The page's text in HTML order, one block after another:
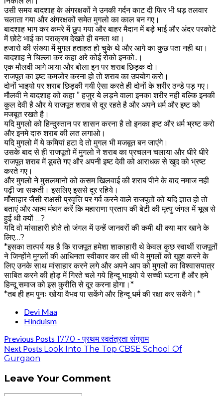
उसी समय बादशाह के अंगरक्षकों ने उनकी गर्दन काट दी फिर भी धड़ तलवार
चलाता गया और अंगरक्षकों समेत मुगलो का काल बन गए।
बादशाह भाग कर कमरे में छुप गया और बाहर मैदान में बड़े भाई और अंदर परकोटे
में छोटे भाई का पराक्रम देखते ही बनता था।
हजारो की संख्या में मुगल हताहत हो चुके थे और आगे का कुछ पता नही था।
बादशाह ने चिल्ला कर कहा अरे कोई रोको इनको..।
एक मौलवी आगे आया और बोला इन पर शराब छिड़क दो।
राजपूत का इष्ट कमजोर करना हो तो शराब का उपयोग करो।
दोनों भाइयो पर शराब छिड़की गयी ऐसा करते ही दोनों के शरीर ठन्डे पड़ गए।
मौलवी ने बादशाह को कहा ” हजुर ये लड़ने वाला इनका शरीर नही बल्कि इनकी
कुल देवी है और ये राजपूत शराब से दूर रहते है और अपने धर्म और इष्ट को
मजबूत रखते है।
यदि मुगलो को हिन्दुस्तान पर शासन करना है तो इनका इष्ट और धर्म भ्रष्ट करो
और इनमे दारु शराब की लत लगाओ।
यदि मुगलो में ये कमियां हटा दे तो मुगल भी मजबूत बन जाएंगे।
उसके बाद से ही राजपूतो में मुगलो ने शराब का प्रचलन चलाया और धीरे धीरे
राजपूत शराब में डूबते गए और अपनी इष्ट देवी को आराधक से खुद को भ्रष्ट
करते गए।
और मुगलो ने मुसलमानो को कसम खिलवाई की शराब पीने के बाद नमाज नही
पढ़ी जा सकती। इसलिए इससे दूर रहिये।
माँसाहार जैसी राक्षसी प्रवृत्ति पर गर्व करने वाले राजपूतों को यदि ज्ञात हो तो
बताएं और आत्म मंथन करें कि महाराणा प्रताप की बेटी की मृत्यु जंगल में भूख से
हुई थी क्यों …?
यदि वो मांसाहारी होते तो जंगल में उन्हें जानवरों की कमी थी क्या मार खाने के
लिए…?
*इसका तात्पर्य यह है कि राजपूत हमेशा शाकाहारी थे केवल कुछ स्वार्थी राजपूतों
ने जिन्होंने मुगलों की आधिनता स्वीकार कर ली थी वे मुगलों को खुश करने के
लिए उनके साथ मांसाहार करने लगे और अपने आप को मुगलों का विश्वासपात्र
साबित करने की होड़ में गिरते चले गये हिन्दू भाइयो ये सच्ची घटना है और हमे
हिन्दू समाज को इस कुरीति से दूर करना होगा।*
*तब ही हम पुनः खोया वैभव पा सकेंगे और हिन्दू धर्म की रक्षा कर सकेंगे।*
Devi Maa
Hinduism
Previous Posts 1770 - प्रथम स्वतंत्रता संग्राम
Next Posts Look Into The Top CBSE School Of
Gurgaon
Leave Your Comment